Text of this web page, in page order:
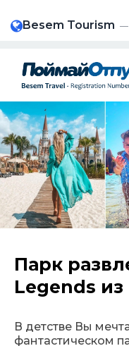
Besem Tourism —
Парк
Legends
В детстве Вы
фантастическом